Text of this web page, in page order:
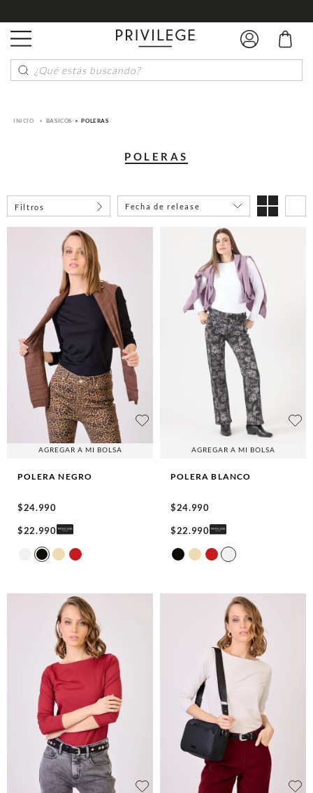
¿Qué estás buscando?
BASICOS POLERAS
POLERAS
Filtros Fecha de release
AGREGAR A MI BOLSA
POLERA NEGRO
$24.990
$22.990
AGREGAR A MI BOLSA
POLERA BLANCO
$24.990
$22.990